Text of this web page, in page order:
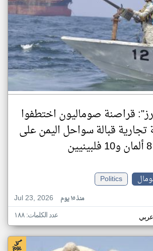
قراصنة صوماليون اختطفوا
تجارية قبالة سواحل اليمن على
Politics
Jul 23, 2026
منذ ١٥ يوم
عدد الكلمات: ١٨٨